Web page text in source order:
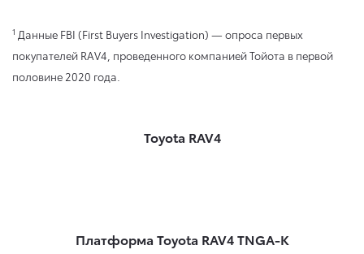
1 Данные FBI (First Buyers Investigation) — опроса первых
покупателей RAV4, проведенного компанией Тойота в первой
половине 2020 года.
Toyota RAV4
Платформа Toyota RAV4 TNGA-K